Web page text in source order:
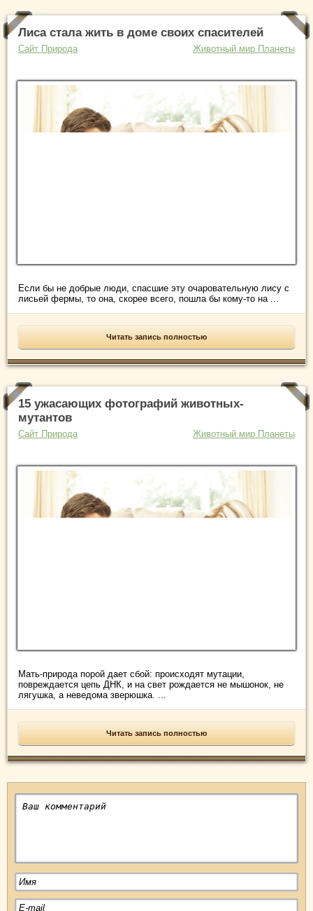
Лиса стала жить в доме своих спасителей
Сайт Природа Животный мир Планеты
Если бы не добрые люди, спасшие эту очаровательную лису с
лисьей фермы, то она, скорее всего, пошла бы кому-то на ...
Читать запись полностью
15 ужасающих фотографий животных-
мутантов
Сайт Природа Животный мир Планеты
Мать-природа порой дает сбой: происходят мутации,
повреждается цепь ДНК, и на свет рождается не мышонок, не
лягушка, а неведома зверюшка. ...
Читать запись полностью